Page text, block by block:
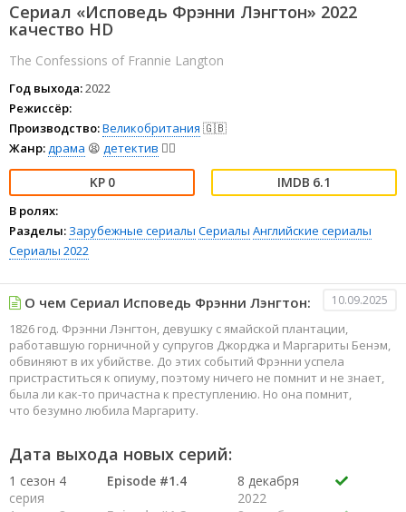
Сериал «Исповедь Фрэнни Лэнгтон» 2022
качество HD
The Confessions of Frannie Langton
Год выхода:2022
Режиссёр:
Производство:Великобритания 🇬🇧
Жанр:драма 😫 детектив 🕵️‍♂️
0 6.1
В ролях:
Разделы: Зарубежные сериалы Сериалы Английские сериалы
Сериалы 2022
О чем Сериал Исповедь Фрэнни Лэнгтон: 10.09.2025
1826 год. Фрэнни Лэнгтон, девушку с ямайской плантации,
работавшую горничной у супругов Джорджа и Маргариты Бенэм,
обвиняют в их убийстве. До этих событий Фрэнни успела
пристраститься к опиуму, поэтому ничего не помнит и не знает,
была ли как-то причастна к преступлению. Но она помнит,
что безумно любила Маргариту.
Дата выхода новых серий:
1 сезон 4
серия
Episode #1.4
8 декабря
2022